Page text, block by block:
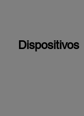
Dispositivos